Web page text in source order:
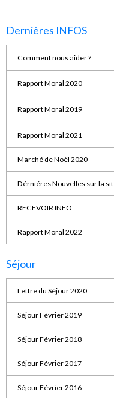
Dernières INFOS
Comment nous aider ?
Rapport Moral 2020
Rapport Moral 2019
Rapport Moral 2021
Marché de Noël 2020
Dérniéres Nouvelles sur la sit
RECEVOIR INFO
Rapport Moral 2022
Séjour
Lettre du Séjour 2020
Séjour Février 2019
Séjour Février 2018
Séjour Février 2017
Séjour Février 2016